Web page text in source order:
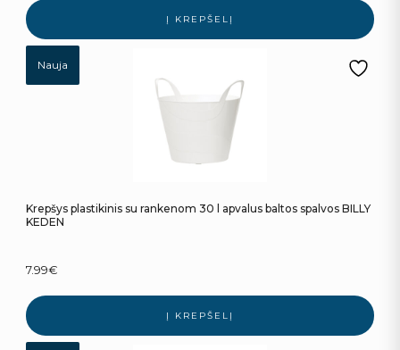
Į KREPŠELĮ
Nauja
Krepšys plastikinis su rankenom 30 l apvalus baltos spalvos BILLY
KEDEN
7.99€
Į KREPŠELĮ